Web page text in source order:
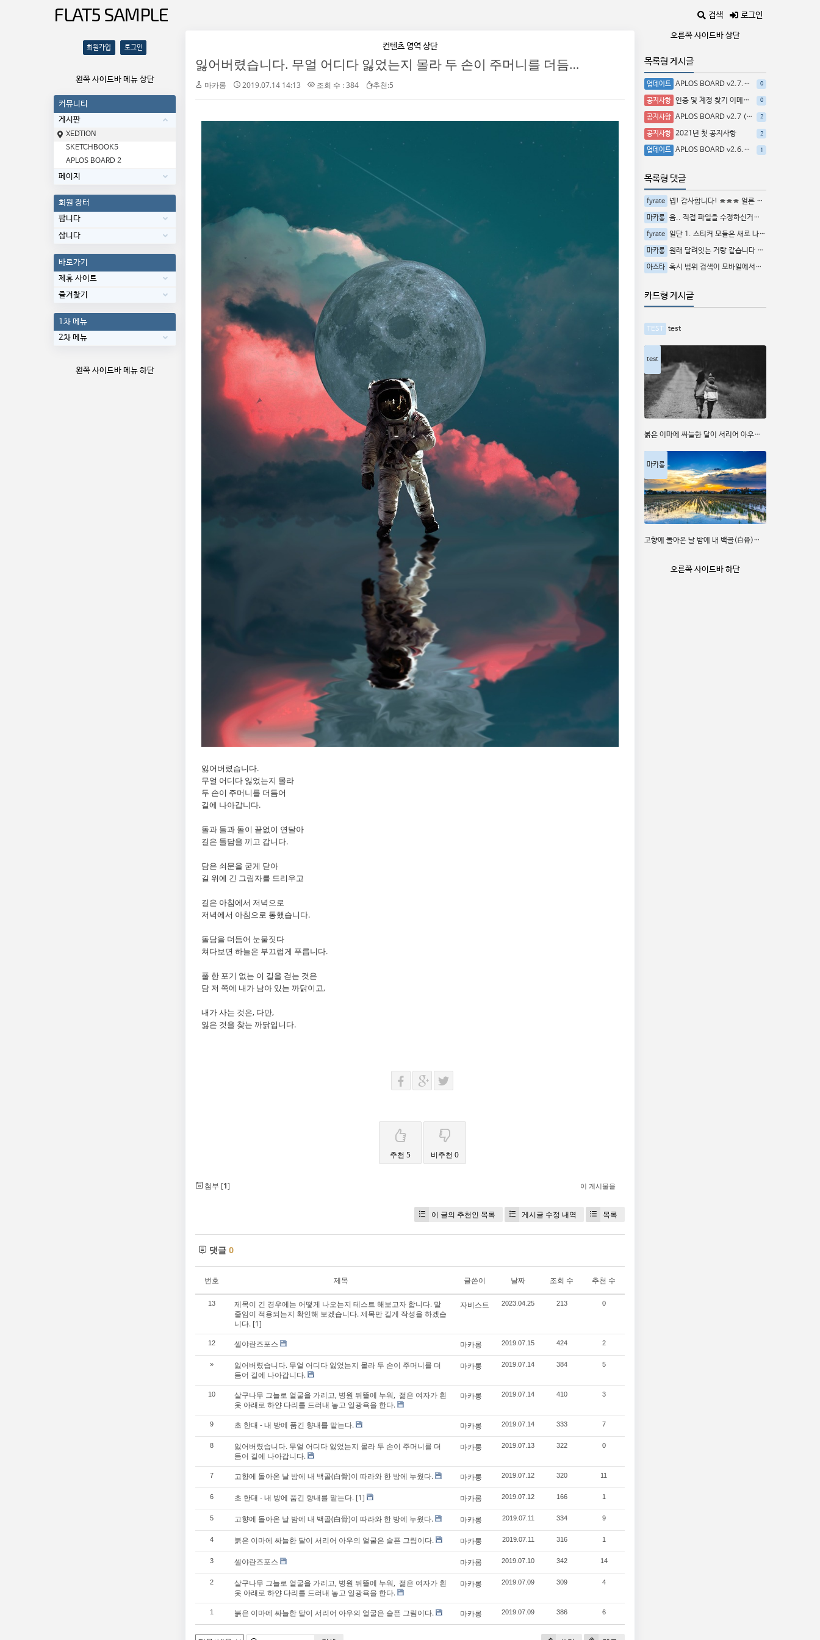
FLAT5 SAMPLE 검색 로그인
컨텐츠 영역 상단
잃어버렸습니다. 무얼 어디다 잃었는지 몰라 두 손이 주머니를 더듬어 길에 나아갑니다.
마카롱 2019.07.14 14:13 조회 수 : 384 추천:5
잃어버렸습니다.
무얼 어디다 잃었는지 몰라
두 손이 주머니를 더듬어
길에 나아갑니다.
돌과 돌과 돌이 끝없이 연달아
길은 돌담을 끼고 갑니다.
담은 쇠문을 굳게 닫아
길 위에 긴 그림자를 드리우고
길은 아침에서 저녁으로
저녁에서 아침으로 통했습니다.
돌담을 더듬어 눈물짓다
쳐다보면 하늘은 부끄럽게 푸릅니다.
풀 한 포기 없는 이 길을 걷는 것은
담 저 쪽에 내가 남아 있는 까닭이고,
내가 사는 것은, 다만,
잃은 것을 찾는 까닭입니다.
추천 5 비추천 0
첨부 [1] 이 게시물을
이 글의 추천인 목록 게시글 수정 내역 목록
댓글 0
번호 제목 글쓴이 날짜 조회 수 추천 수
13
제목이 긴 경우에는 어떻게 나오는지 테스트 해보고자 합니다. 말
줄임이 적용되는지 확인해 보겠습니다. 제목만 길게 작성을 하겠습
니다. [1]
자비스트 2023.04.25 213 0
12 셀야란즈포스 마카롱 2019.07.15 424 2
»
잃어버렸습니다. 무얼 어디다 잃었는지 몰라 두 손이 주머니를 더
듬어 길에 나아갑니다.
마카롱 2019.07.14 384 5
10
살구나무 그늘로 얼굴을 가리고, 병원 뒤뜰에 누워, 젊은 여자가 흰
옷 아래로 하얀 다리를 드러내 놓고 일광욕을 한다.
마카롱 2019.07.14 410 3
9 초 한대 - 내 방에 품긴 향내를 맡는다. 마카롱 2019.07.14 333 7
8
잃어버렸습니다. 무얼 어디다 잃었는지 몰라 두 손이 주머니를 더
듬어 길에 나아갑니다.
마카롱 2019.07.13 322 0
7 고향에 돌아온 날 밤에 내 백골(白骨)이 따라와 한 방에 누웠다. 마카롱 2019.07.12 320 11
6 초 한대 - 내 방에 품긴 향내를 맡는다. [1] 마카롱 2019.07.12 166 1
5 고향에 돌아온 날 밤에 내 백골(白骨)이 따라와 한 방에 누웠다. 마카롱 2019.07.11 334 9
4 붉은 이마에 싸늘한 달이 서리어 아우의 얼굴은 슬픈 그림이다. 마카롱 2019.07.11 316 1
3 셀야란즈포스 마카롱 2019.07.10 342 14
2
살구나무 그늘로 얼굴을 가리고, 병원 뒤뜰에 누워, 젊은 여자가 흰
옷 아래로 하얀 다리를 드러내 놓고 일광욕을 한다.
마카롱 2019.07.09 309 4
1 붉은 이마에 싸늘한 달이 서리어 아우의 얼굴은 슬픈 그림이다. 마카롱 2019.07.09 386 6
회원가입 로그인
왼쪽 사이드바 메뉴 상단
커뮤니티
게시판
XEDTION
SKETCHBOOK5
APLOS BOARD 2
페이지
회원 장터
팝니다
삽니다
바로가기
제휴 사이트
즐겨찾기
1차 메뉴
2차 메뉴
왼쪽 사이드바 메뉴 하단
오른쪽 사이드바 상단
목록형 게시글
업데이트 APLOS BOARD v2.7.2 (Premium) 업데이트 0
공지사항 인증 및 계정 찾기 이메일 발송 오류 해결 0
공지사항 APLOS BOARD v2.7 (Premium) 업데이트 2
공지사항 2021년 첫 공지사항 2
업데이트 APLOS BOARD v2.6.3 (Premium) 업데이트 예정사항 1
목록형 댓글
fyrate 넵! 감사합니다! ㅎㅎㅎ 얼른 프리미엄 버전 출시 부탁...
마카롱 음.. 직접 파일을 수정하신거라면 다시 해야하고요 커...
fyrate 일단 1. 스티커 모듈은 새로 나오는 프리미엄 버전에서...
마카롱 원래 달려잇는 거랑 같습니다 터치해서 조절합니다
아스타 혹시 범위 검색이 모바일에서도 드래그가 가능한가요??
카드형 게시글
TEST test
test
붉은 이마에 싸늘한 달이 서리어 아우의 얼굴은 슬픈 그림이다.
마카롱 0
고향에 돌아온 날 밤에 내 백골(白骨)이 따라와 한 방에 누웠다.
오른쪽 사이드바 하단